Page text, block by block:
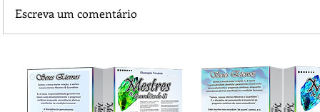
Escreva um comentário